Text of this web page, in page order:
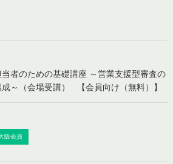
当者のための基礎講座 ～営業支援型審査の
～（会場受講） 【会員向け（無料）】
阪会員